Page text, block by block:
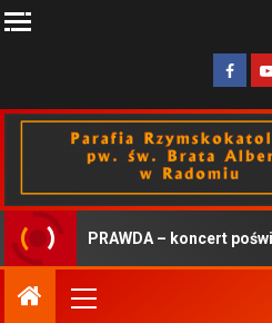
PRAWDA – koncert